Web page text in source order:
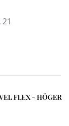
21
FLEX - HÖGER